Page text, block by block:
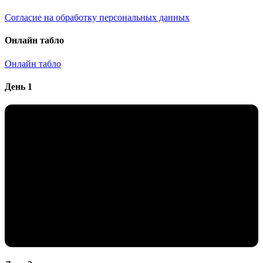
Согласие на обработку персональных данных
Онлайн табло
Онлайн табло
День 1